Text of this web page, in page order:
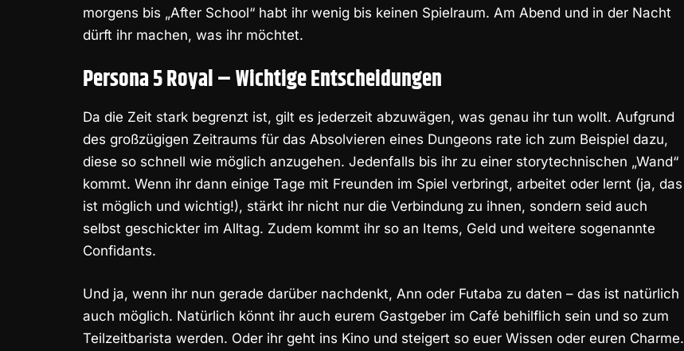
morgens bis „After School“ habt ihr wenig bis keinen Spielraum. Am Abend und in der Nacht
dürft ihr machen, was ihr möchtet.
Persona 5 Royal – Wichtige Entscheidungen
Da die Zeit stark begrenzt ist, gilt es jederzeit abzuwägen, was genau ihr tun wollt. Aufgrund
des großzügigen Zeitraums für das Absolvieren eines Dungeons rate ich zum Beispiel dazu,
diese so schnell wie möglich anzugehen. Jedenfalls bis ihr zu einer storytechnischen „Wand“
kommt. Wenn ihr dann einige Tage mit Freunden im Spiel verbringt, arbeitet oder lernt (ja, das
ist möglich und wichtig!), stärkt ihr nicht nur die Verbindung zu ihnen, sondern seid auch
selbst geschickter im Alltag. Zudem kommt ihr so an Items, Geld und weitere sogenannte
Confidants.
Und ja, wenn ihr nun gerade darüber nachdenkt, Ann oder Futaba zu daten – das ist natürlich
auch möglich. Natürlich könnt ihr auch eurem Gastgeber im Café behilflich sein und so zum
Teilzeitbarista werden. Oder ihr geht ins Kino und steigert so euer Wissen oder euren Charme.